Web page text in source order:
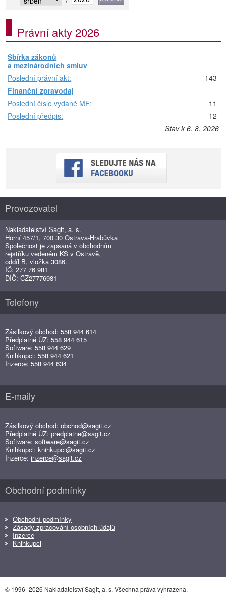
Právní akty 2026
Sbírka zákonů
a mezinárodních smluv
Poslední právní akt:
143
Finanční zpravodaj
Poslední číslo vydané MF:
11
Poslední předpis:
12
Stav k 6. 8. 2026
Provozovatel
Nakladatelství Sagit, a. s.
Horní 457/1, 700 30 Ostrava-Hrabůvka
Společnost je zapsaná v obchodním
rejstříku vedeném KS v Ostravě,
oddíl B, vložka 3086.
IČ: 277 76 981
DIČ: CZ27776981
Telefony
Zásilkový obchod: 558 944 614
Předplatné ÚZ: 558 944 615
Software: 558 944 629
Knihkupci: 558 944 621
Inzerce: 558 944 634
E-maily
Zásilkový obchod: obchod@sagit.cz
Předplatné ÚZ: predplatne@sagit.cz
Software: software@sagit.cz
Knihkupci: knihkupci@sagit.cz
Inzerce: inzerce@sagit.cz
Obchodní podmínky
Obchodní podmínky
Zásady zpracování osobních údajů
Inzerce
Knihkupci
© 1996–2026 Nakladatelství Sagit, a. s. Všechna práva vyhrazena.